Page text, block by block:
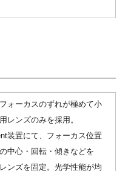
ォーカスのずれが極めて小
レンズのみを採用。
装置にて、フォーカス位置
中心・回転・傾きなどを
ンズを固定。光学性能が均